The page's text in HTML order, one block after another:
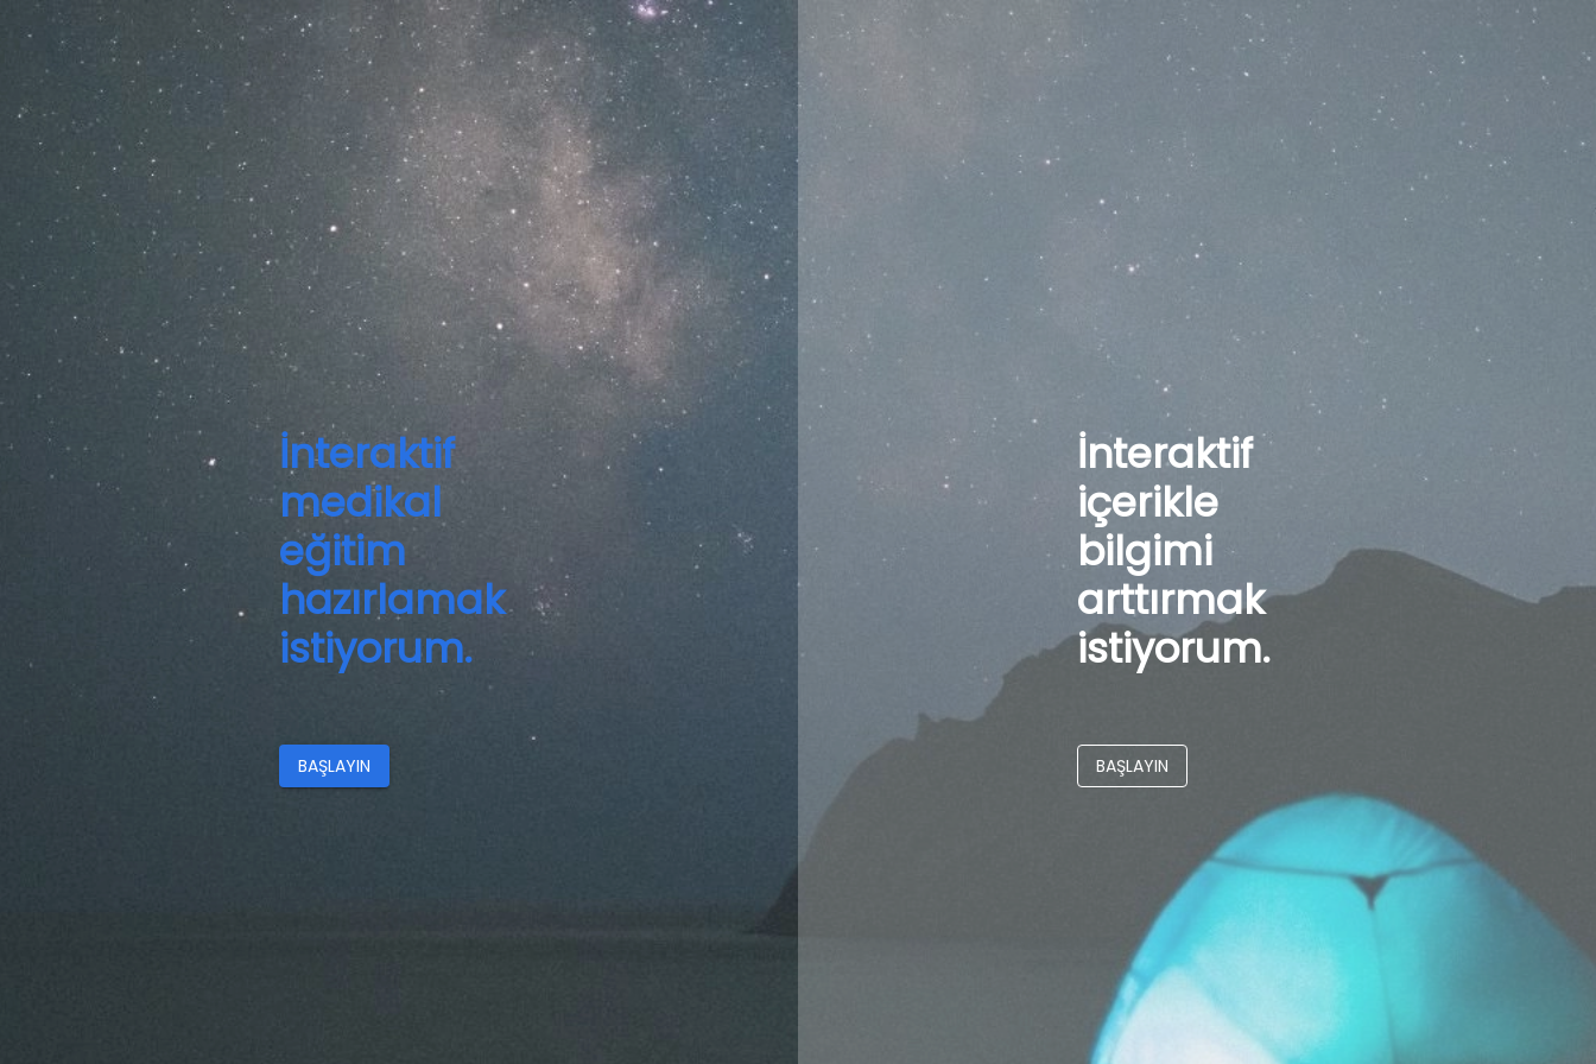
İnteraktif
medikal
eğitim
hazırlamak
istiyorum.
BAŞLAYIN
İnteraktif
içerikle
bilgimi
arttırmak
istiyorum.
BAŞLAYIN